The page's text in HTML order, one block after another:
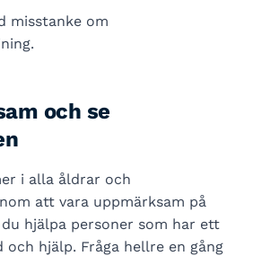
misstanke om
och se
i alla åldrar och
att vara uppmärksam på
hjälpa personer som har ett
hjälp. Fråga hellre en gång